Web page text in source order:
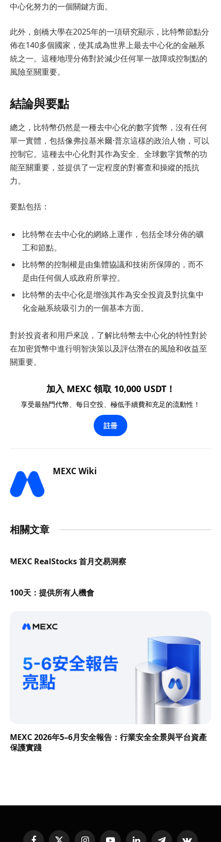
中心化努力的一個關鍵方面。
此外，劍橋大學在2025年的一項研究顯示，比特幣節點分
佈在140多個國家，使其成為世界上最去中心化的金融系
統之一。這種地理分佈對於減少任何單一故障或控制點的
風險至關重要。
結論與要點
總之，比特幣仍然是一種去中心化的數字貨幣，沒有任何
單一實體，包括像弗拉基米爾·普京這樣的政治人物，可以
控制它。這種去中心化對其作為安全、全球數字貨幣的功
能至關重要，並提供了一定程度的對審查和操縱的抵抗
力。
要點包括：
比特幣在去中心化的網絡上運作，包括全球分佈的礦
工和節點。
比特幣的控制權是由集體協議和技術所保障的，而不
是由任何個人或政府所掌控。
比特幣的去中心化是增強其作為安全投資及對抗集中
化金融系統吸引力的一個基本方面。
對於投資者和用戶來說，了解比特幣去中心化的特性對於
在加密貨幣中進行明智決策以及評估潛在的風險和收益至
關重要。
加入 MEXC 領取 10,000 USDT！
享受最熱門代幣、每日空投、極低手續費和充足的流動性！
註冊
MEXC Wiki
相關文章
MEXC RealStocks 首月交易洞察
100天：提供所有人機會
MEXC 2026年5–6月安全報告：行業安全全景與平台資產
保護實踐